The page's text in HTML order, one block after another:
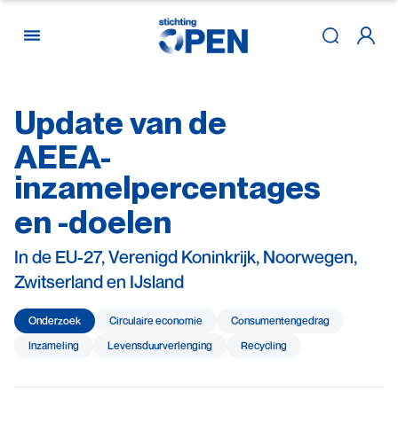
Skip to content
Updatevan de
AEEA-
inzamelpercentages
en -doelen
In de EU-27, Verenigd Koninkrijk, Noorwegen,
Zwitserland en IJsland
Onderzoek Circulaire economie
Consumenten­gedrag
Inzameling
Levensduur­verlenging Recycling